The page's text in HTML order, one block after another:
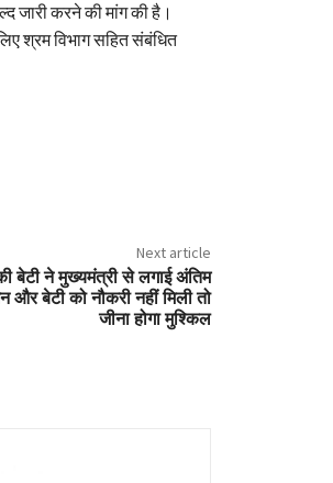
जारी करने की मांग की है।
श्रम विभाग सहित संबंधित
Next article
बेटी ने मुख्यमंत्री से लगाई अंतिम
और बेटी को नौकरी नहीं मिली तो
जीना होगा मुश्किल